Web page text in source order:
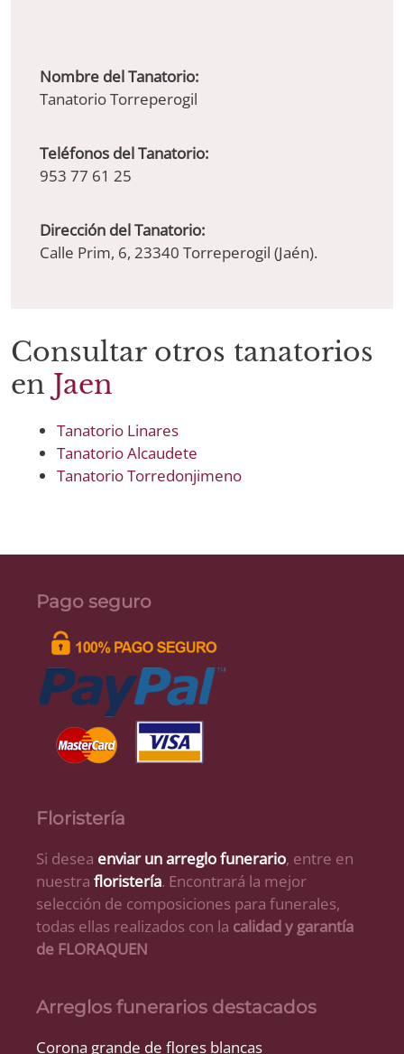
Nombre del Tanatorio:
Tanatorio Torreperogil
Teléfonos del Tanatorio:
953 77 61 25
Dirección del Tanatorio:
Calle Prim, 6, 23340 Torreperogil (Jaén).
Consultar otros tanatorios
en Jaen
Tanatorio Linares
Tanatorio Alcaudete
Tanatorio Torredonjimeno
Pago seguro
Floristería
Si desea enviar un arreglo funerario, entre en
nuestra floristería. Encontrará la mejor
selección de composiciones para funerales,
todas ellas realizados con la calidad y garantía
de FLORAQUEN
Arreglos funerarios destacados
Corona grande de flores blancas